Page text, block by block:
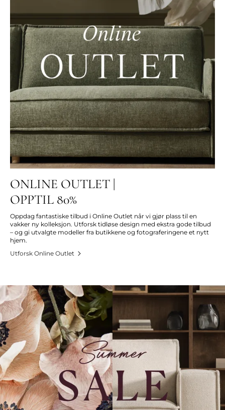
ONLINE OUTLET |
OPPTIL 80%
Oppdag fantastiske tilbud i Online Outlet når vi gjør plass til en
vakker ny kolleksjon. Utforsk tidløse design med ekstra gode tilbud
– og gi utvalgte modeller fra butikkene og fotograferingene et nytt
hjem.
Utforsk Online Outlet